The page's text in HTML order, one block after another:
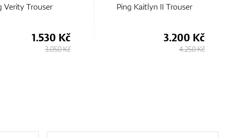
Kaitlyn II Trouser
3.200 Kč
4.250 Kč
Ping Verity Trouser
1.530 Kč
3.050 Kč